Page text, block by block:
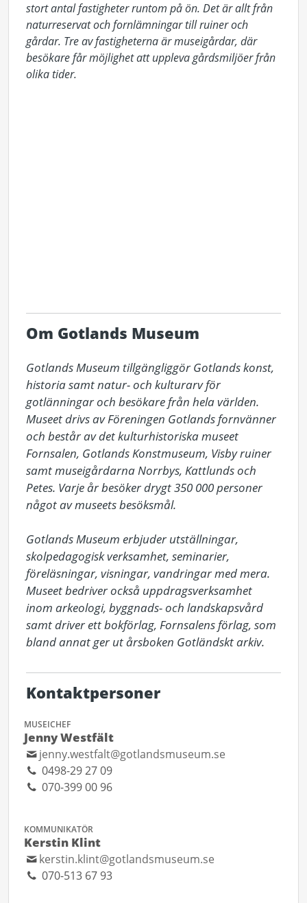
stort antal fastigheter runtom på ön. Det är allt från
naturreservat och fornlämningar till ruiner och
gårdar. Tre av fastigheterna är museigårdar, där
besökare får möjlighet att uppleva gårdsmiljöer från
olika tider.
Om Gotlands Museum
Gotlands Museum tillgängliggör Gotlands konst,
historia samt natur- och kulturarv för
gotlänningar och besökare från hela världen.
Museet drivs av Föreningen Gotlands fornvänner
och består av det kulturhistoriska museet
Fornsalen, Gotlands Konstmuseum, Visby ruiner
samt museigårdarna Norrbys, Kattlunds och
Petes. Varje år besöker drygt 350 000 personer
något av museets besöksmål.
Gotlands Museum erbjuder utställningar,
skolpedagogisk verksamhet, seminarier,
föreläsningar, visningar, vandringar med mera.
Museet bedriver också uppdragsverksamhet
inom arkeologi, byggnads- och landskapsvård
samt driver ett bokförlag, Fornsalens förlag, som
bland annat ger ut årsboken Gotländskt arkiv.
Kontaktpersoner
MUSEICHEF
Jenny Westfält
jenny.westfalt@gotlandsmuseum.se
0498-29 27 09
070-399 00 96
KOMMUNIKATÖR
Kerstin Klint
kerstin.klint@gotlandsmuseum.se
070-513 67 93